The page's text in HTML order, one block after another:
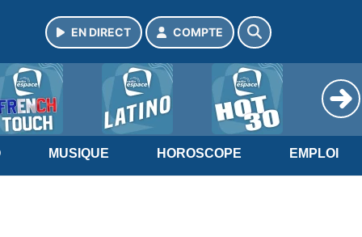
EN DIRECT COMPTE
MUSIQUE HOROSCOPE EMPLOI